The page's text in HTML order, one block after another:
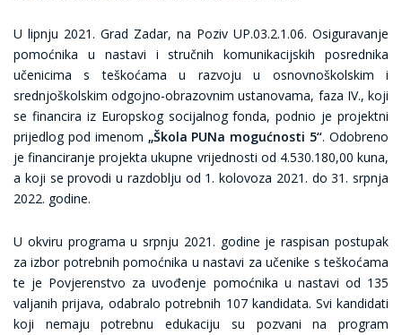
U lipnju 2021. Grad Zadar, na Poziv UP.03.2.1.06. Osiguravanje
pomoćnika u nastavi i stručnih komunikacijskih posrednika
učenicima s teškoćama u razvoju u osnovnoškolskim i
srednjoškolskim odgojno-obrazovnim ustanovama, faza IV., koji
se financira iz Europskog socijalnog fonda, podnio je projektni
prijedlog pod imenom „Škola PUNa mogućnosti 5“. Odobreno
je financiranje projekta ukupne vrijednosti od 4.530.180,00 kuna,
a koji se provodi u razdoblju od 1. kolovoza 2021. do 31. srpnja
2022. godine.
U okviru programa u srpnju 2021. godine je raspisan postupak
za izbor potrebnih pomoćnika u nastavi za učenike s teškoćama
te je Povjerenstvo za uvođenje pomoćnika u nastavi od 135
valjanih prijava, odabralo potrebnih 107 kandidata. Svi kandidati
koji nemaju potrebnu edukaciju su pozvani na program